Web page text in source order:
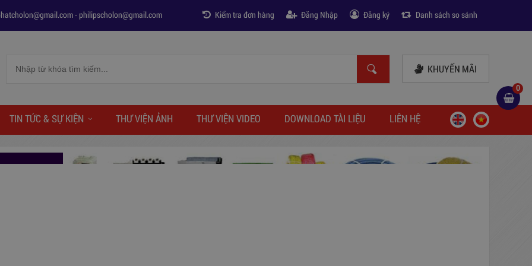
-philipscholon@gmail.com Danh sách so sánh
Đăng ký
Đăng Nhập
Kiểm tra đơn hàng
KHUYẾN MÃI
0
TIN TỨC & SỰ KIỆN THƯ VIỆN ẢNH THƯ VIỆN VIDEO DOWNLOAD TÀI LIỆU LIÊN HỆ